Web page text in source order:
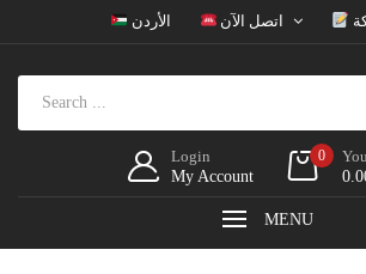
الأردن اتصل الآن
Login
My Account
0
MENU